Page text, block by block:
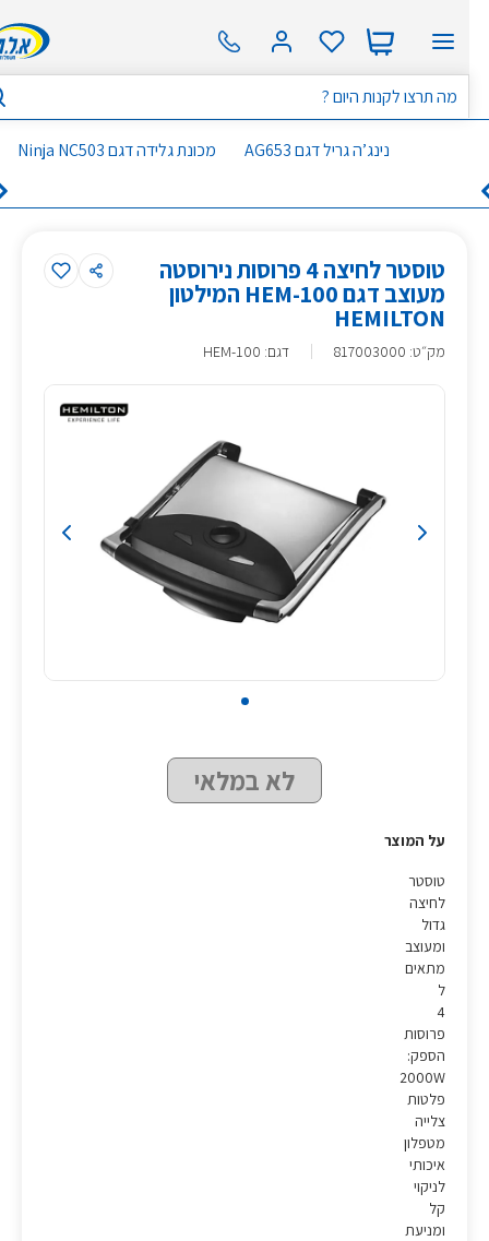
נינג’ה גריל דגם AG653 מכונת גלידה דגם Ninja NC503
טוסטר לחיצה 4 פרוסות נירוסטה
מעוצב דגם HEM-100 המילטון
HEMILTON
מק״ט:
817003000 דגם: HEM-100
לא במלאי
על המוצר
טוסטר
לחיצה
גדול
ומעוצב
מתאים
פרוסות
הספק:
2000W
פלטות
צלייה
מטפלון
איכותי
לניקוי
קל
ומניעת